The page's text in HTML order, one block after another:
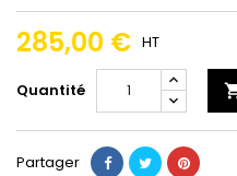
285,00 € HT
Quantité
Partager